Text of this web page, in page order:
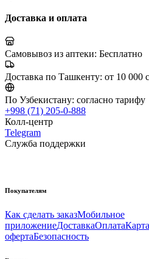
Доставка и оплата
Самовывоз из аптеки: Бесплатно
Доставка по Ташкенту: от 10 000
По Узбекистану: согласно тарифу
+998 (71) 205-0-888
Колл-центр
Telegram
Служба поддержки
Покупателям
Как сделать заказМобильное
приложениеДоставкаОплата
офертаБезопасность